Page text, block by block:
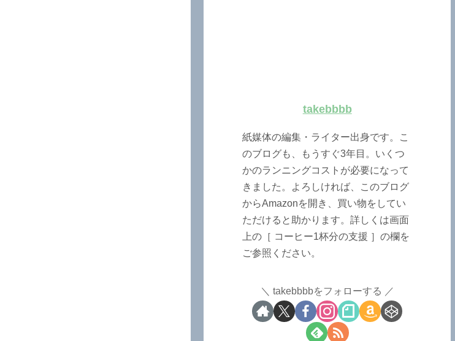
takebbbb
紙媒体の編集・ライター出身です。こ
のブログも、もうすぐ3年目。いくつ
かのランニングコストが必要になって
きました。よろしければ、このブログ
からAmazonを開き、買い物をしてい
ただけると助かります。詳しくは画面
上の［ コーヒー1杯分の支援 ］の欄を
ご参照ください。
takebbbbをフォローする